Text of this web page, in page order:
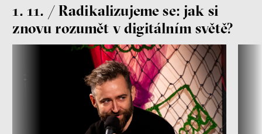
1. 11. / Radikalizujeme se: jak si
znovu rozumět v digitálním světě?